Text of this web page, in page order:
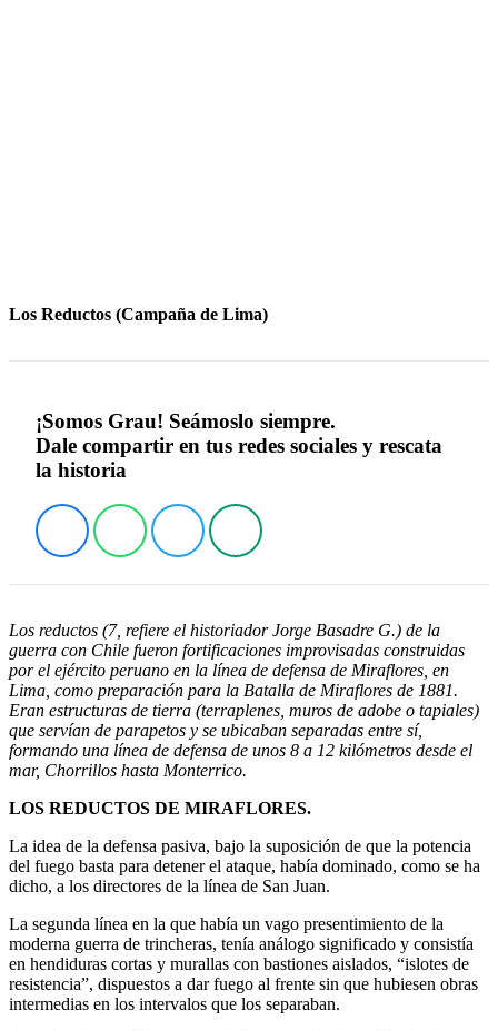
Los Reductos (Campaña de Lima)
¡Somos Grau! Seámoslo siempre.
Dale compartir en tus redes sociales y rescata
la historia
Los reductos (7, refiere el historiador Jorge Basadre G.) de la
guerra con Chile fueron fortificaciones improvisadas construidas
por el ejército peruano en la línea de defensa de Miraflores, en
Lima, como preparación para la Batalla de Miraflores de 1881.
Eran estructuras de tierra (terraplenes, muros de adobe o tapiales)
que servían de parapetos y se ubicaban separadas entre sí,
formando una línea de defensa de unos 8 a 12 kilómetros desde el
mar, Chorrillos hasta Monterrico.
LOS REDUCTOS DE MIRAFLORES.
La idea de la defensa pasiva, bajo la suposición de que la potencia
del fuego basta para detener el ataque, había dominado, como se ha
dicho, a los directores de la línea de San Juan.
La segunda línea en la que había un vago presentimiento de la
moderna guerra de trincheras, tenía análogo significado y consistía
en hendiduras cortas y murallas con bastiones aislados, “islotes de
resistencia”, dispuestos a dar fuego al frente sin que hubiesen obras
intermedias en los intervalos que los separaban.